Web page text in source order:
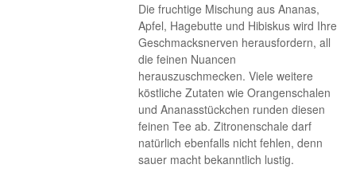
Die fruchtige Mischung aus Ananas,
Apfel, Hagebutte und Hibiskus wird Ihre
Geschmacksnerven herausfordern, all
die feinen Nuancen
herauszuschmecken. Viele weitere
köstliche Zutaten wie Orangenschalen
und Ananasstückchen runden diesen
feinen Tee ab. Zitronenschale darf
natürlich ebenfalls nicht fehlen, denn
sauer macht bekanntlich lustig.